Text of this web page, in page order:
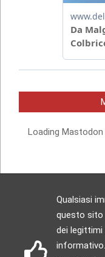
Loading Mastodon
Qualsiasi
questo sito
dei